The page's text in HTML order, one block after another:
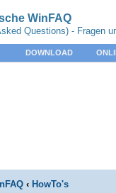
WinFAQ
Questions) - Fragen
DOWNLOAD
‹ HowTo's